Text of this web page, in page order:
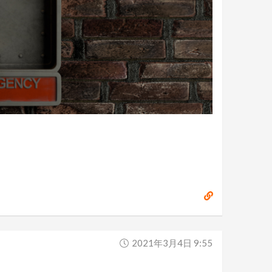
2021年3月4日 9:55